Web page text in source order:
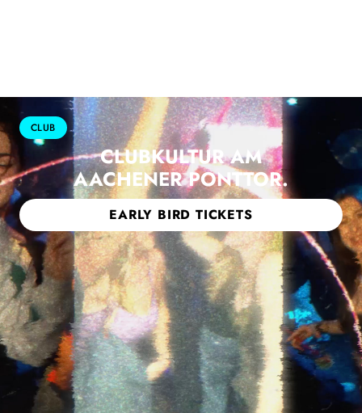
CLUB
CLUBKULTUR AM
AACHENER PONTTOR.
EARLY BIRD TICKETS